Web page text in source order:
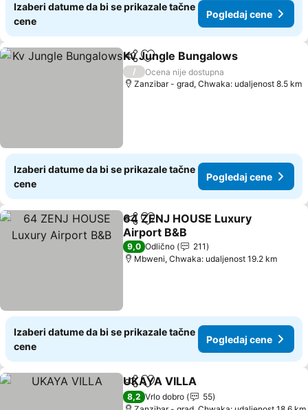
Izaberi datume da bi se prikazale tačne
cene
Pogledaj cene
Deli Dodati u favorite
Kv Jungle Bungalows
/
Ocena nije dostupna
Zanzibar - grad, Chwaka: udaljenost 8.5 km
Izaberi datume da bi se prikazale tačne
cene
Pogledaj cene
Deli Dodati u favorite
64 ZENJ HOUSE Luxury
Airport B&B
9,0 Odlično
211
Mbweni, Chwaka: udaljenost 19.2 km
Izaberi datume da bi se prikazale tačne
cene
Pogledaj cene
Deli Dodati u favorite
UKAYA VILLA
8,2 Vrlo dobro
55